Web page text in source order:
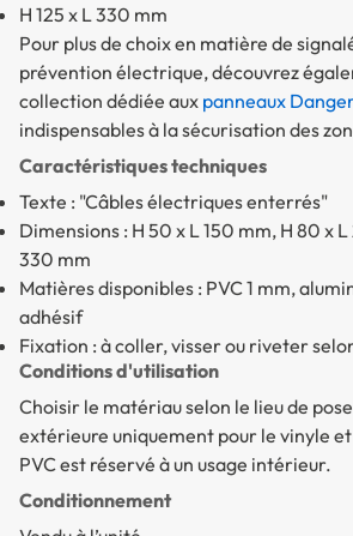
H 125 x L 330 mm
Pour plus de choix en matière de
prévention électrique, découvrez
collection dédiée aux panneaux
indispensables à la sécurisation des
Caractéristiques techniques
Texte : "Câbles électriques enterrés"
Dimensions : H 50 x L 150 mm, H 80 x
330 mm
Matières disponibles : PVC 1 mm,
adhésif
Fixation : à coller, visser ou riveter
Conditions d'utilisation
Choisir le matériau selon le lieu de
extérieure uniquement pour le vinyle
PVC est réservé à un usage intérieur.
Conditionnement